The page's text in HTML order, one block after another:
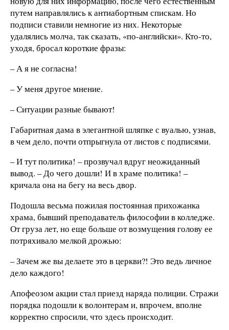
путем направлялись к антиабортным спискам. Но
подписи ставили немногие из них. Некоторые
удалялись молча, так сказать, «по-английски». Кто-то,
уходя, бросал короткие фразы:
– А я не согласна!
– У меня другое мнение.
– Ситуации разные бывают!
Габаритная дама в элегантной шляпке с вуалью, узнав,
в чем дело, почти отпрыгнула от листов с подписями.
– И тут политика! – прозвучал вдруг неожиданный
вывод. – До чего дошли! И в храме политика! –
кричала она на бегу на весь двор.
Подошла весьма пожилая постоянная прихожанка
храма, бывший преподаватель философии в колледже.
От груза лет, но еще больше от возмущения голову ее
потряхивало мелкой дрожью:
– Зачем же вы делаете это в церкви?! Это ведь личное
дело каждого!
Апофеозом акции стал приезд наряда полиции. Стражи
порядка подошли к волонтерам и, впрочем, вполне
корректно спросили, что здесь происходит.